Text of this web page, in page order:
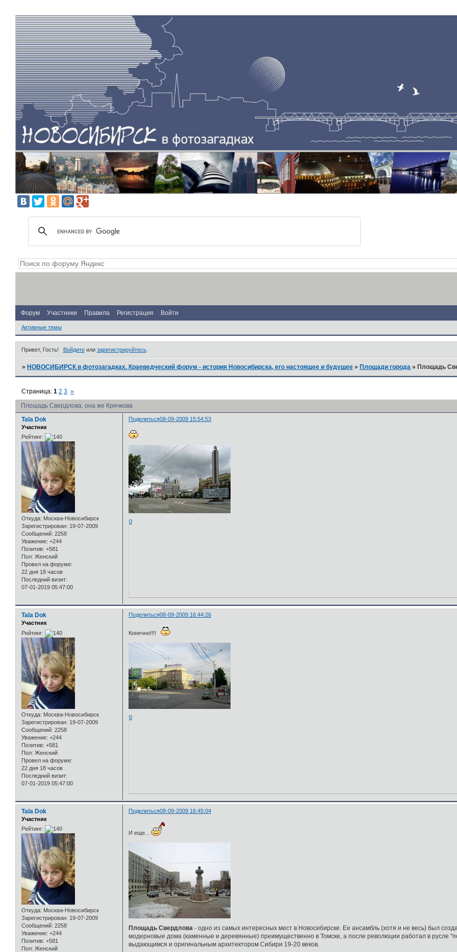
Форум Участники Правила Регистрация Войти
Активные темы
Привет, Гость! Войдитеили зарегистрируйтесь.
»НОВОСИБИРСК в фотозагадках. Краеведческий форум - история Новосибирска, его настоящее и будущее »Площади города »Площадь
Площадь Свердлова, она же Крячкова
Страница:1 2 3 »
Поделиться08-09-2009 15:54:53
Tala Dok
Участник
Рейтинг:
Откуда: Москва-Новосибирск
Зарегистрирован: 19-07-2009
Сообщений: 2258
Уважение: +244
Позитив: +581
Пол: Женский
Провел на форуме:
22 дня 18 часов
Последний визит:
07-01-2019 05:47:00
0
Поделиться08-09-2009 16:44:26
Tala Dok
Участник
Рейтинг:
Откуда: Москва-Новосибирск
Зарегистрирован: 19-07-2009
Сообщений: 2258
Уважение: +244
Позитив: +581
Пол: Женский
Провел на форуме:
22 дня 18 часов
Последний визит:
07-01-2019 05:47:00
Конечно!!!!
0
Поделиться08-09-2009 16:45:04
Tala Dok
Участник
Рейтинг:
Откуда: Москва-Новосибирск
Зарегистрирован: 19-07-2009
Сообщений: 2258
Уважение: +244
Позитив: +581
Пол: Женский
И еще...
Площадь Свердлова- одно из самых интересных мест в Новосибирске. Ее ансамбль (хотя и не весь) был
модерновые дома (каменные и деревянные) преимущественно в Томске, а после революции работал в русле
выдающимся и оригинальным архитектором Сибири 19-20 веков.